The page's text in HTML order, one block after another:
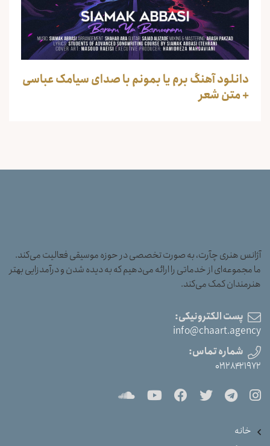
دانلود آهنگ برم یا بمونم با صدای سیامک عباسی
+ متن شعر
آژانس هنری چآرت، به صورت تخصصی در حوزه موسیقی فعالیت می‌کند.
ما مجموعه‌ای از خدماتی را ارائه می‌دهیم که به دیده شدن و درآمدزایی بهتر
هنرمندان کمک می‌کند.
پست الکترونیکی:
info@chaart.agency
شماره تماس:
۰۲۱۲۸۴۲۱۹۷۲
خانه